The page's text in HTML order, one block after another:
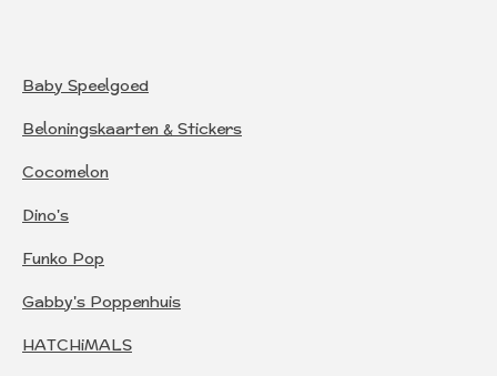
Baby Speelgoed
Beloningskaarten & Stickers
Cocomelon
Dino's
Funko Pop
Gabby's Poppenhuis
HATCHiMALS